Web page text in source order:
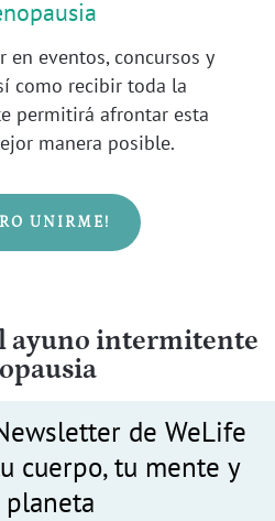
en eventos, concursos y
como recibir toda la
permitirá afrontar esta
manera posible.
UNIRME!
ayuno intermitente
de WeLife
cuerpo, tu mente y